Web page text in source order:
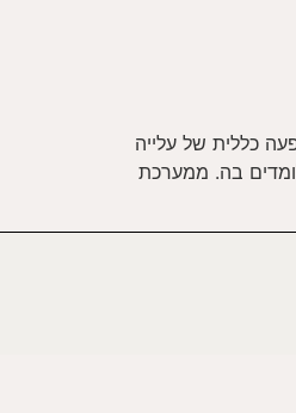
כללית של עלייה
בה. ממערכת